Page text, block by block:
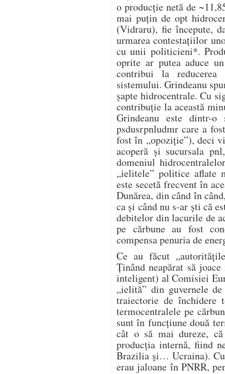
o producție netă de
mai puțin de opt
(Vidraru), fie începute,
urmarea contestațiilor
cu unii politicieni*.
oprite ar putea aduce
contribui la
sistemului. Grindeanu
șapte hidrocentrale. Cu
contribuție la această
Grindeanu este dintr-
psdusrpnludmr care a
fost în „opoziție”), deci
acoperă și sucursala
domeniul
„ielitele” politice aflate
este secetă frecvent în
Dunărea, din când în
ca și când nu s-ar ști că
debitelor din lacurile de
pe cărbune au fost
compensa penuria de
Ce au făcut
Ținând neapărat să
inteligent) al Comisiei
„ielită” din guvernele
traiectorie de închidere
termocentralele pe
sunt în funcțiune două
cât o să mai dureze,
producția internă, fiind
Brazilia și… Ucraina).
erau jaloane în PNRR,